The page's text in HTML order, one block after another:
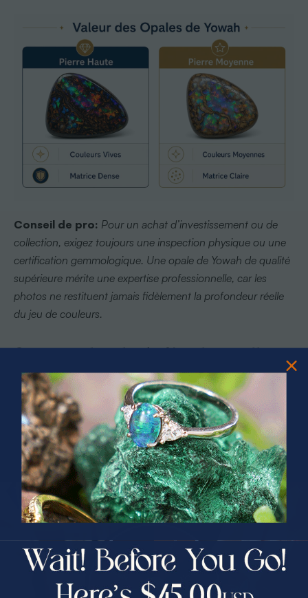
Conseil de pro: Pour un achat d’investissement ou de
collection, exigez toujours une inspection physique ou une
certification gemmologique. Une opale de Yowah de qualité
supérieure mérite une expertise professionnelle, car les
photos ne restituent jamais fidèlement la profondeur réelle
du jeu de couleurs.
Comment l’opale de Yowah est-elle
utilisée en bijouterie ?
L’opale de Yowah est utilisée en joailleriepour ses motifs
distinctifs et son contraste, apportant une esthétique
unique que nulle autre gemme ne peut reproduire. Sa
matrice d’ironstone, loin d’être un défaut, devient un atout
esthétique majeur : elle crée un cadre naturel autour de
l’opale précieuse, supprimant le besoin d’une monture
élaborée pour mettre la pierre en valeur.
Les bijoux les plus populaires intégrant la yowah opal
comprennent :
Les pendentifs: la forme naturelle des Yowah nuts se
PRIZES OF UNSPEAKABLE VALUE!
SPIN TO WIN
$75.00 CASH
25% Off
30% Off
40% Off